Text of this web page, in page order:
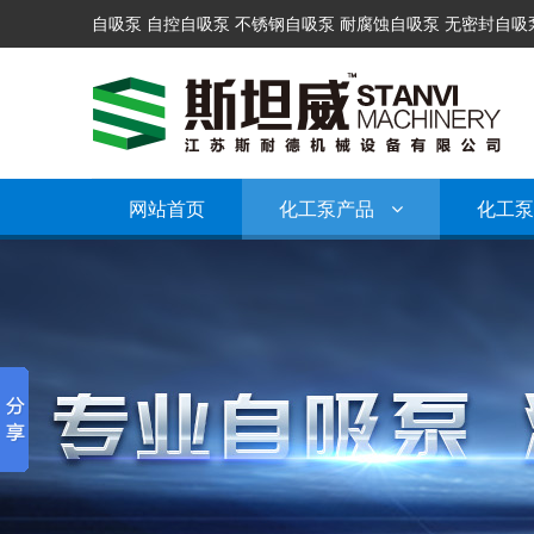
自吸泵 自控自吸泵 不锈钢自吸泵 耐腐蚀自吸泵 无密封自
网站首页 化工泵产品 化工